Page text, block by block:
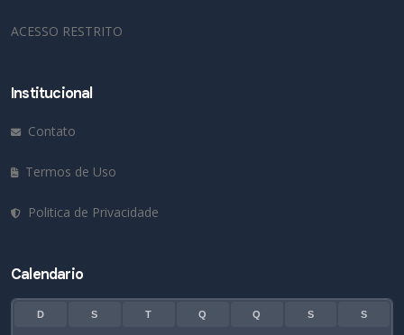
ACESSO RESTRITO
Institucional
Contato
Termos de Uso
Politica de Privacidade
Calendario
D S T Q Q S S